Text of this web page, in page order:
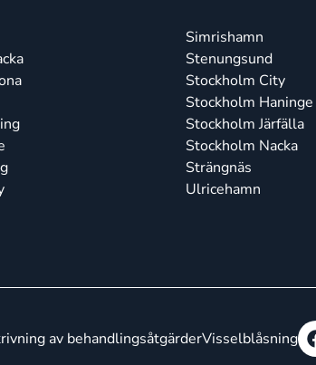
Simrishamn
Stenungsund
Stockholm City
Stockholm Haninge
Stockholm Järfälla
Stockholm Nacka
Strängnäs
Ulricehamn
av behandlingsåtgärderVisselblåsning